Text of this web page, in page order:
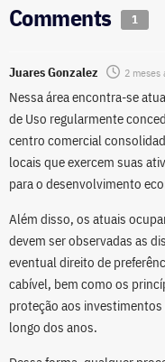
Comments 1
Juares Gonzalez 2 meses
Nessa área encontra-se
de Uso regularmente
centro comercial
locais que exercem suas
para o desenvolvimento
Além disso, os atuais
devem ser observadas as
eventual direito de
cabível, bem como os
proteção aos
longo dos anos.